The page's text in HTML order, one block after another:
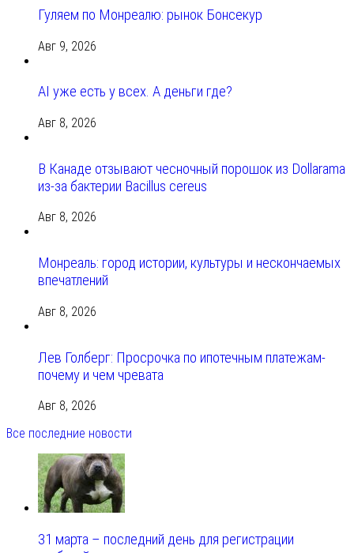
Гуляем по Монреалю: рынок Бонсекур
Авг 9, 2026
AI уже есть у всех. А деньги где?
Авг 8, 2026
В Канаде отзывают чесночный порошок из Dollarama
из-за бактерии Bacillus cereus
Авг 8, 2026
Монреаль: город истории, культуры и нескончаемых
впечатлений
Авг 8, 2026
Лев Голберг: Просрочка по ипотечным платежам-
почему и чем чревата
Авг 8, 2026
Все последние новости
31 марта – последний день для регистрации